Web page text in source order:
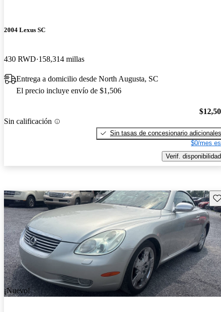
2004 Lexus SC
430 RWD 158,314 millas
Entrega a domicilio desde North Augusta, SC
El precio incluye envío de $1,506
Sin calificación
Sin tasas de concesionario adicionales
$0/mes
Verif. disponibilidad
¡Nuevo!